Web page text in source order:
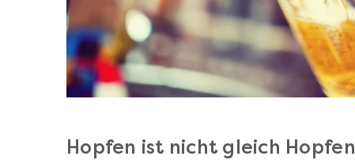
Hopfen ist nicht gleich Hopfen